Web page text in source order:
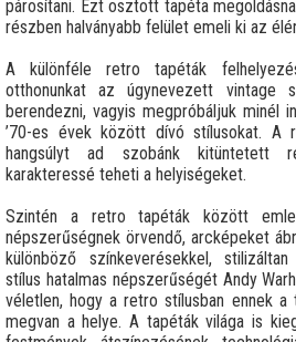
párosítani. Ezt osztott tapéta
részben halványabb felület emeli ki az
A különféle retro tapéták
otthonunkat az úgynevezett vintage
berendezni, vagyis megpróbáljuk minél
’70-es évek között dívó stílusokat. A
hangsúlyt ad szobánk kitüntetett
karakteressé teheti a helyiségeket.
Szintén a retro tapéták között
népszerűségnek örvendő, arcképeket
különböző színkeverésekkel,
stílus hatalmas népszerűségét Andy
véletlen, hogy a retro stílusban ennek a
megvan a helye. A tapéták világa is